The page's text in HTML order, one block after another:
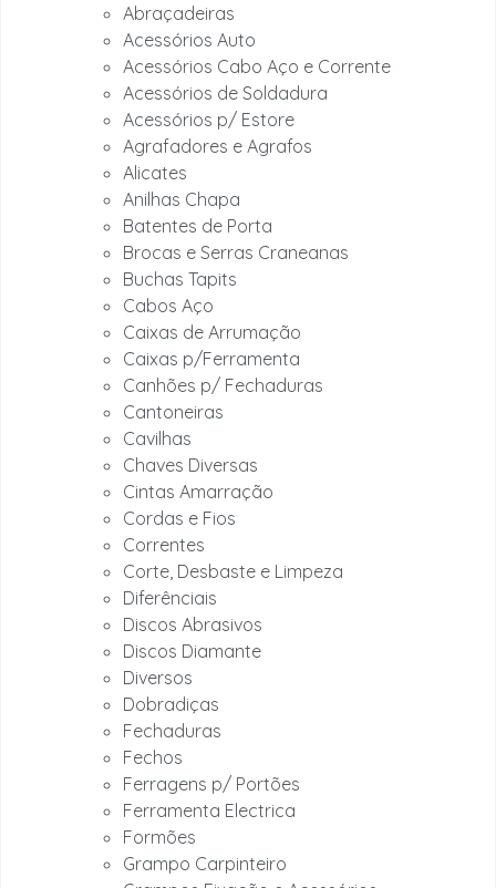
Abraçadeiras
Acessórios Auto
Acessórios Cabo Aço e Corrente
Acessórios de Soldadura
Acessórios p/ Estore
Agrafadores e Agrafos
Alicates
Anilhas Chapa
Batentes de Porta
Brocas e Serras Craneanas
Buchas Tapits
Cabos Aço
Caixas de Arrumação
Caixas p/Ferramenta
Canhões p/ Fechaduras
Cantoneiras
Cavilhas
Chaves Diversas
Cintas Amarração
Cordas e Fios
Correntes
Corte, Desbaste e Limpeza
Diferênciais
Discos Abrasivos
Discos Diamante
Diversos
Dobradiças
Fechaduras
Fechos
Ferragens p/ Portões
Ferramenta Electrica
Formões
Grampo Carpinteiro